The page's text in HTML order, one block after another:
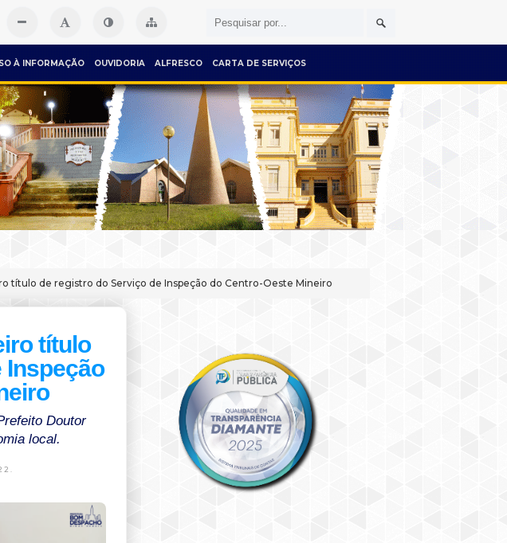
À INFORMAÇÃO OUVIDORIA ALFRESCO CARTA DE SERVIÇOS
título de registro do Serviço de Inspeção do Centro-Oeste Mineiro
título
Inspeção
Doutor
local.